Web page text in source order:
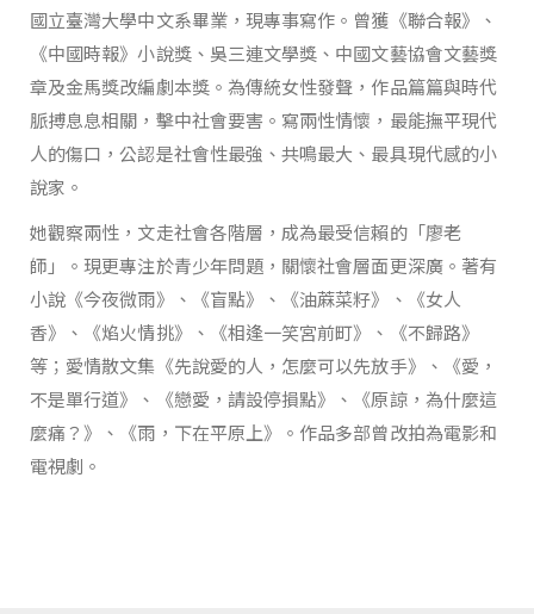
國立臺灣大學中文系畢業，現專事寫作。曾獲《聯合報》、
《中國時報》小說獎、吳三連文學獎、中國文藝協會文藝獎
章及金馬獎改編劇本獎。為傳統女性發聲，作品篇篇與時代
脈搏息息相關，擊中社會要害。寫兩性情懷，最能撫平現代
人的傷口，公認是社會性最強、共鳴最大、最具現代感的小
說家。
她觀察兩性，文走社會各階層，成為最受信賴的「廖老
師」。現更專注於青少年問題，關懷社會層面更深廣。著有
小說《今夜微雨》、《盲點》、《油蔴菜籽》、《女人
香》、《焰火情挑》、《相逢一笑宮前町》、《不歸路》
等；愛情散文集《先說愛的人，怎麼可以先放手》、《愛，
不是單行道》、《戀愛，請設停損點》、《原諒，為什麼這
麼痛？》、《雨，下在平原上》。作品多部曾改拍為電影和
電視劇。